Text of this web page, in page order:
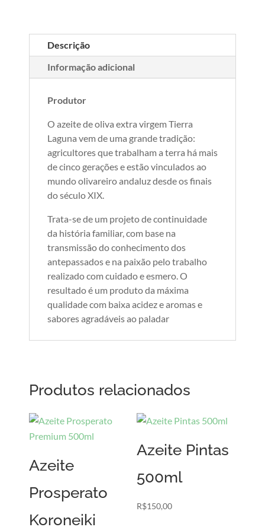
Descrição
Informação adicional
Produtor
O azeite de oliva extra virgem Tierra
Laguna vem de uma grande tradição:
agricultores que trabalham a terra há mais
de cinco gerações e estão vinculados ao
mundo olivareiro andaluz desde os finais
do século XIX.
Trata-se de um projeto de continuidade
da história familiar, com base na
transmissão do conhecimento dos
antepassados e na paixão pelo trabalho
realizado com cuidado e esmero. O
resultado é um produto da máxima
qualidade com baixa acidez e aromas e
sabores agradáveis ao paladar
Produtos relacionados
Azeite
Prosperato
Koroneiki
Azeite Pintas
500ml
R$150,00